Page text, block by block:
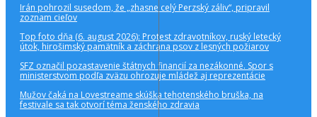
Irán pohrozil susedom, že „zhasne celý Perzský záliv“, pripravil
zoznam cieľov
Top foto dňa (6. august 2026): Protest zdravotníkov, ruský letecký
útok, hirošimský pamätník a záchrana psov z lesných požiarov
SFZ označil pozastavenie štátnych financií za nezákonné. Spor s
ministerstvom podľa zväzu ohrozuje mládež aj reprezentácie
Mužov čaká na Lovestreame skúška tehotenského bruška, na
festivale sa tak otvorí téma ženského zdravia